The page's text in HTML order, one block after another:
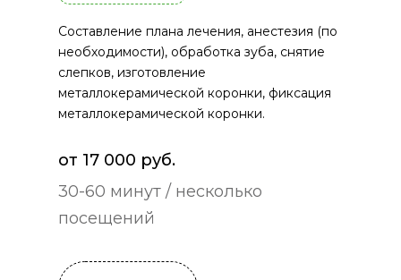
Составление плана лечения, анестезия (по
необходимости), обработка зуба, снятие
слепков, изготовление
металлокерамической коронки, фиксация
металлокерамической коронки.
от 17 000 руб.
30-60 минут / несколько
посещений